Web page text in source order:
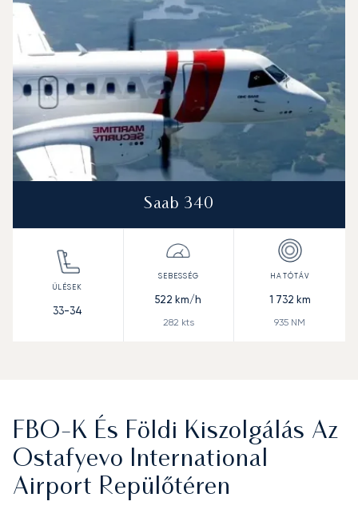
Saab 340
33-34
522 km/h
282 kts
1 732 km
935 NM
FBO-K És Földi Kiszolgálás Az
Ostafyevo International
Airport Repülőtéren